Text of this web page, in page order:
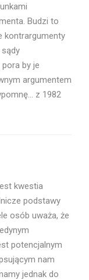
Budzi to
kontrargumenty
by je
argumentem
z 1982
kwestia
podstawy
osób uważa, że
potencjalnym
nam
jednak do